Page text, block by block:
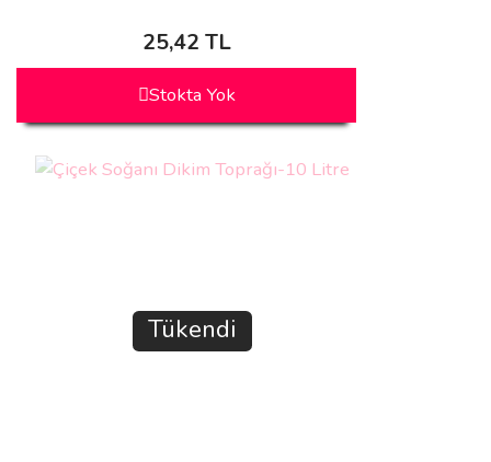
25,42 TL
Stokta Yok
Tükendi